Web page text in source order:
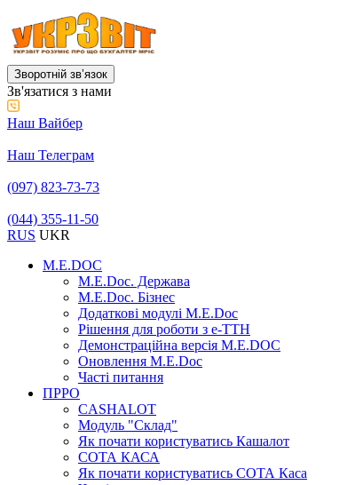
Зворотній звʼязок
Зв'язатися з нами
Наш Вайбер
Наш Телеграм
(097) 823-73-73
(044) 355-11-50
RUS UKR
M.E.DOC
M.E.Doc. Держава
M.E.Doc. Бізнес
Додаткові модулі M.E.Doc
Рішення для роботи з е-ТТН
Демонстраційна версія M.E.DOC
Оновлення M.E.Doc
Часті питання
ПРРО
CASHALOT
Модуль "Склад"
Як почати користуватись Кашалот
СОТА КАСА
Як почати користуватись СОТА Каса